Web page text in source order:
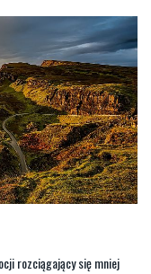
rozciągający się mniej